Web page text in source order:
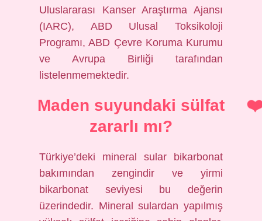
Uluslararası Kanser Araştırma Ajansı
(IARC), ABD Ulusal Toksikoloji
Programı, ABD Çevre Koruma Kurumu
ve Avrupa Birliği tarafından
listelenmemektedir.
Maden suyundaki sülfat
zararlı mı?
Türkiye’deki mineral sular bikarbonat
bakımından zengindir ve yirmi
bikarbonat seviyesi bu değerin
üzerindedir. Mineral sulardan yapılmış